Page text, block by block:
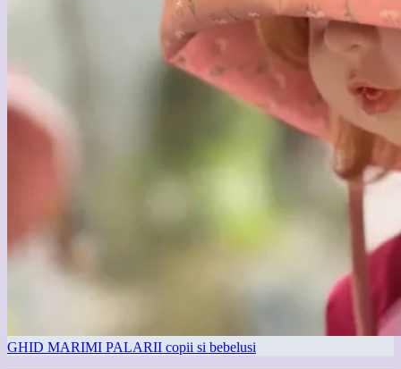
GHID MARIMI PALARII copii si bebelusi